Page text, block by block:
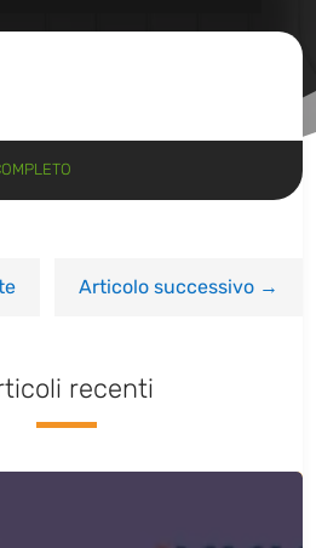
Articolo successivo→
recenti